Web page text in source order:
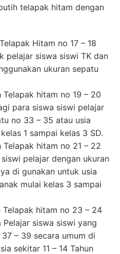
telapak hitam dengan
Hitam no 17 – 18
pelajar siswa siswi TK dan
ukuran sepatu
Telapak hitam no 19 – 20
para siswa siswi pelajar
no 33 – 35 atau usia
1 sampai kelas 3 SD.
Telapak hitam no 21 – 22
pelajar dengan ukuran
di gunakan untuk usia
mulai kelas 3 sampai
Telapak hitam no 23 – 24
siswa siswi yang
– 39 secara umum di
sekitar 11 – 14 Tahun